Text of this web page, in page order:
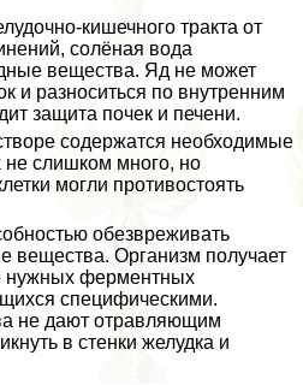
кишечного тpaкта от
солёная вода
вещества. Яд не может
и разноситься по внутренним
защита почек и печени.
содержатся необходимые
слишком много, но
могли противостоять
обезвреживать
вещества. Организм получает
нужных ферментных
специфическими.
не дают отравляющим
в стенки желудка и